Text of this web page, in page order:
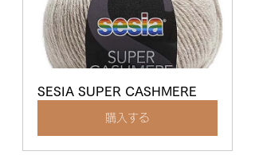
SESIA SUPER CASHMERE
購入する